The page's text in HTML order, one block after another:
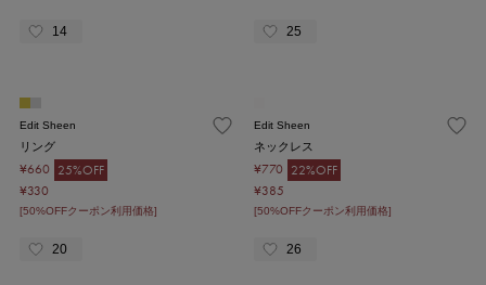
14 25
Edit Sheen
リング
¥660 25%OFF
¥330
[50%OFFクーポン利用価格]
20
Edit Sheen
ネックレス
¥770 22%OFF
¥385
[50%OFFクーポン利用価格]
26